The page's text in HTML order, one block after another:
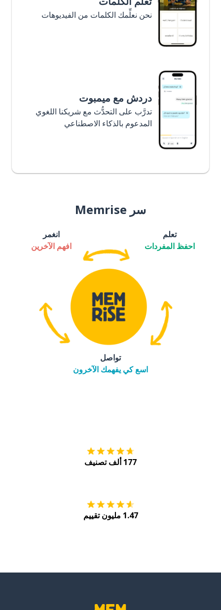
نحن نعلِّمك الكلمات من الفيديوهات
دردش مع ميمبوت
تدرَّب على التحدُّث مع شريكنا اللغوي
المدعوم بالذكاء الاصطناعي
سر Memrise
تعلم
احفظ المفردات
انغمر
افهم الآخرين
تواصل
اسع كي يفهمك الآخرون
177 ألف تصنيف
1.47 مليون تقييم